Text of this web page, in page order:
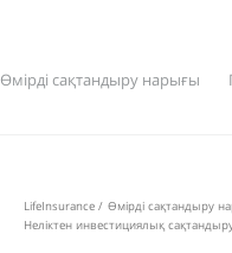
Өмірді сақтандыру нарығы
LifeInsurance / Өмірді сақтандыру
Неліктен инвестициялық